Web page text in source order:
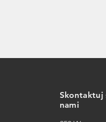
Skontaktuj
nami